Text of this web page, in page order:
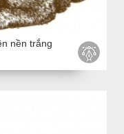
nền trắng